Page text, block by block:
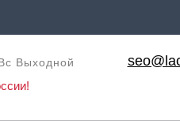
Выходной